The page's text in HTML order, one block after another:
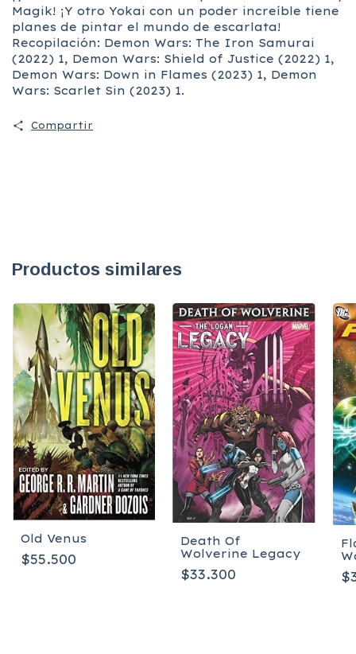
Magik! ¡Y otro Yokai con un poder increíble tiene
planes de pintar el mundo de escarlata!
Recopilación: Demon Wars: The Iron Samurai
(2022) 1, Demon Wars: Shield of Justice (2022) 1,
Demon Wars: Down in Flames (2023) 1, Demon
Wars: Scarlet Sin (2023) 1.
Compartir
Productos similares
Old Venus
$55.500
Death Of
Wolverine Legacy
$33.300